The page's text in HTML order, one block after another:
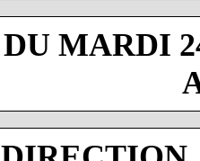
DU MARDI